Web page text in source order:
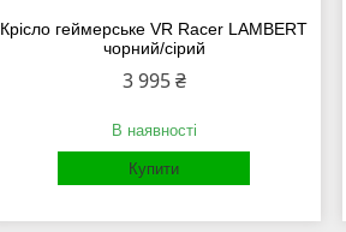
Крісло геймерське VR Racer LAMBERT
чорний/сірий
3 995 ₴
В наявності
Купити